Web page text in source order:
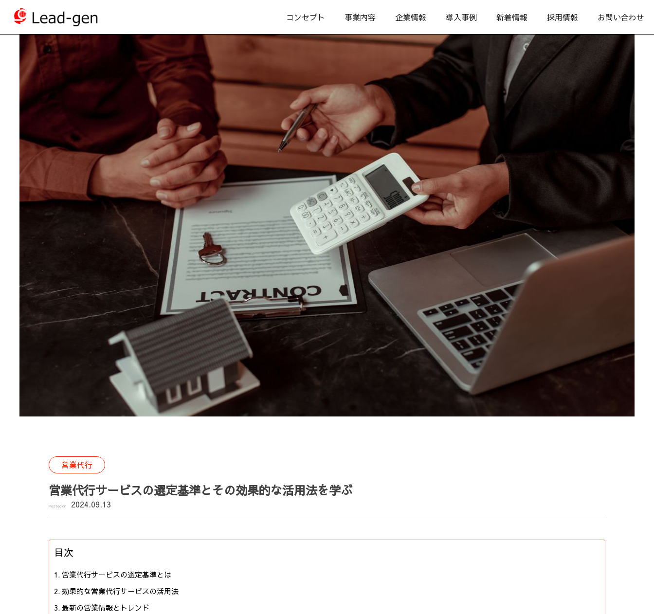
コンセプト 事業内容 企業情報 導入事例 新着情報 採用情報 お問い合わせ
営業代行
営業代行サービスの選定基準とその効果的な活用法を学ぶ
Posted on 2024.09.13
目次
営業代行サービスの選定基準とは
効果的な営業代行サービスの活用法
最新の営業情報とトレンド